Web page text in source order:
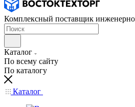
Комплексный поставщик
Каталог
По всему сайту
По каталогу
Каталог